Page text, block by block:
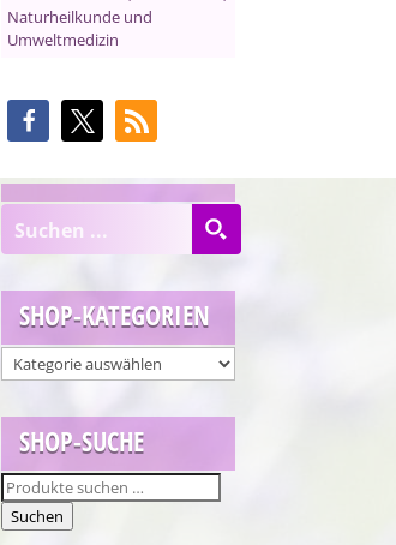
Naturheilkunde und
Umweltmedizin
SHOP-KATEGORIEN
SHOP-SUCHE
Suchen
nach:
Suchen